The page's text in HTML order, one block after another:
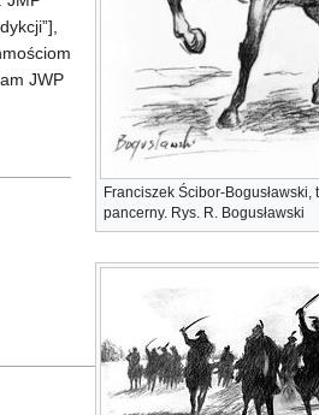
Franciszek Ścibor-Bogusławski,
pancerny. Rys. R. Bogusławski
JWP